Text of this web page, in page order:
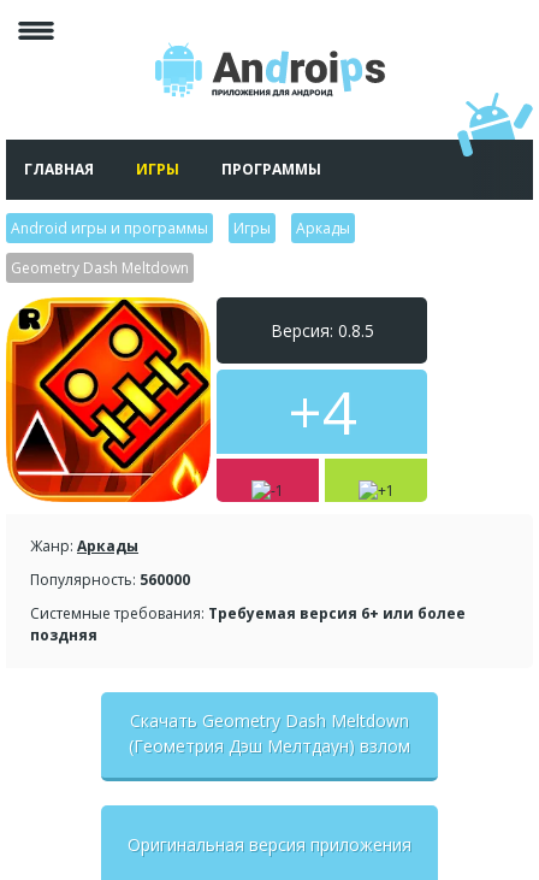
ГЛАВНАЯ ИГРЫ ПРОГРАММЫ
Android игры и программы Игры Аркады
Geometry Dash Meltdown
Версия: 0.8.5
+4
Жанр: Аркады
Популярность: 560000
Системные требования: Требуемая версия 6+ или более
поздняя
Скачать Geometry Dash Meltdown
(Геометрия Дэш Мелтдаун) взлом
Оригинальная версия приложения